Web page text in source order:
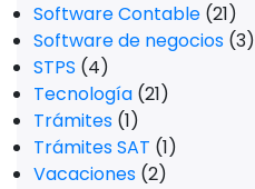
Software Contable (21)
Software de negocios (3)
STPS (4)
Tecnología (21)
Trámites (1)
Trámites SAT (1)
Vacaciones (2)